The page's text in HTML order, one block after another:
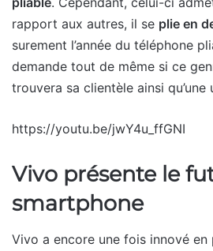
rapport aux autres, il se plie en
surement l’année du téléphone
demande tout de même si ce
trouvera sa clientèle ainsi qu’une
https://youtu.be/jwY4u_ffGNI
Vivo présente le
smartphone
Vivo a encore une fois innové en